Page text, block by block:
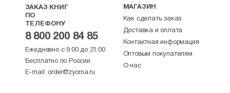
золотую медаль на Парижской выставке.
Д.И. Тихомиров — отец-основатель Общества
попечения о детях народных учителей.
Награждён орденами святой Анны I степени,
святого Станислава I степени, святого
Владимира III степени.
Скончался в 1915 году, упокоен
ЗАКАЗ КНИГ
ПО
ТЕЛЕФОНУ
8 800 200 84 85
Ежедневно с 9:00 до 21:00
Бесплатно по России.
E-mail: order@zyorna.ru
МАГАЗИН
Как сделать заказ
Доставка и оплата
Контактная информация
Оптовым покупателям
О нас